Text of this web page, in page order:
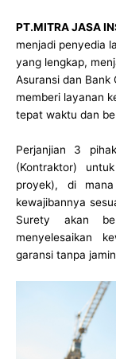
PT.MITRA JASA
menjadi penyedia
yang lengkap,
Asuransi dan Bank
memberi layanan
tepat waktu dan
Perjanjian 3
(Kontraktor)
proyek), di
kewajibannya
Surety akan
menyelesaikan
garansi tanpa